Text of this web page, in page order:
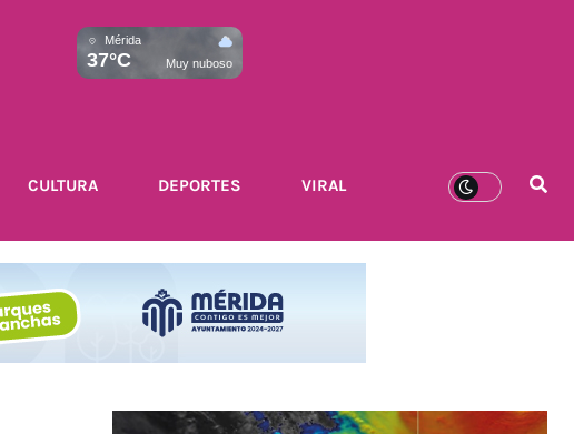
Mérida
37°C Muy nuboso
CULTURA DEPORTES VIRAL